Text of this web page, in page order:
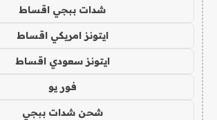
شدات ببجي اقساط
ايتونز امريكي اقساط
ايتونز سعودي اقساط
فور يو
شحن شدات ببجي